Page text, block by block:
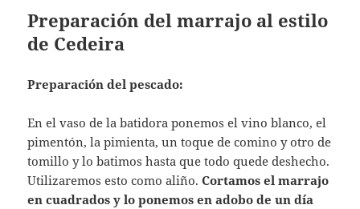
Preparación del marrajo al estilo
de Cedeira
Preparación del pescado:
En el vaso de la batidora ponemos el vino blanco, el
pimentón, la pimienta, un toque de comino y otro de
tomillo y lo batimos hasta que todo quede deshecho.
Utilizaremos esto como aliño.Cortamos el marrajo
en cuadrados y lo ponemos en adobo de un día